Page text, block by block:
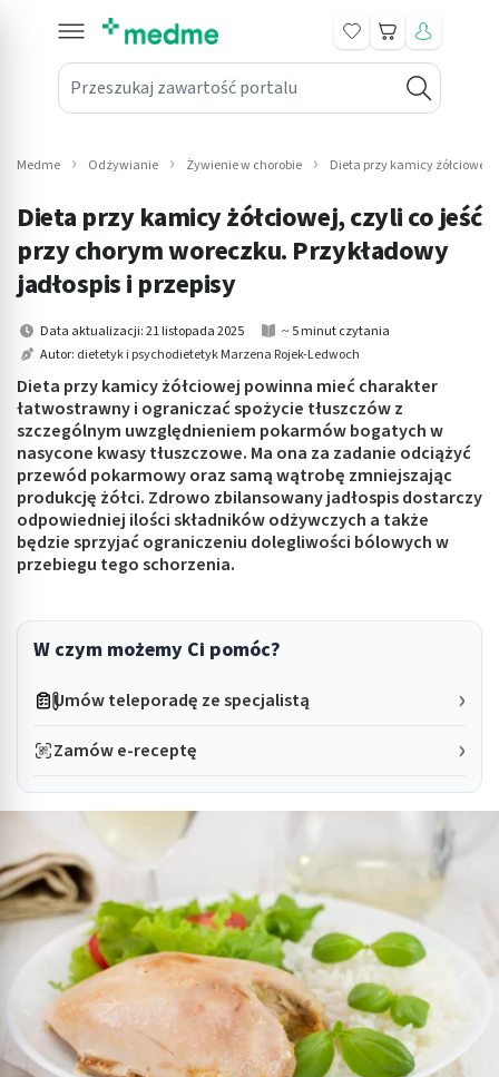
Przeszukaj zawartość portalu
Koszyk
submenu: Leki na receptę
submenu: Mama i dziecko
submenu: Kosmetyki
submenu: Higiena
submenu: Sprzęt medyczny
submenu: Intymne
submenu: Wellness
Medme Odżywianie Żywienie w chorobie Dieta przy kamicy żółciowej
Dieta przy kamicy żółciowej, czyli co jeść
przy chorym woreczku. Przykładowy
jadłospis i przepisy
Data aktualizacji: 21 listopada 2025
~ 5 minut czytania
Autor: dietetyk i psychodietetyk Marzena Rojek-Ledwoch
Dieta przy kamicy żółciowej powinna mieć charakter
łatwostrawny i ograniczać spożycie tłuszczów z
szczególnym uwzględnieniem pokarmów bogatych w
nasycone kwasy tłuszczowe. Ma ona za zadanie odciążyć
przewód pokarmowy oraz samą wątrobę zmniejszając
produkcję żółci. Zdrowo zbilansowany jadłospis dostarczy
odpowiedniej ilości składników odżywczych a także
będzie sprzyjać ograniczeniu dolegliwości bólowych w
przebiegu tego schorzenia.
W czym możemy Ci pomóc?
Umów teleporadę ze specjalistą
Zamów e-receptę